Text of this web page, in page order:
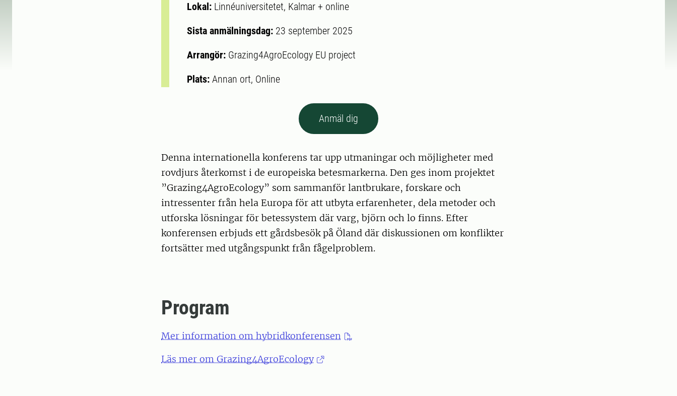
Lokal: Linnéuniversitetet, Kalmar + online
Sista anmälningsdag: 23 september 2025
Arrangör: Grazing4AgroEcology EU project
Plats: Annan ort, Online
Anmäl dig
Denna internationella konferens tar upp utmaningar och möjligheter med
rovdjurs återkomst i de europeiska betesmarkerna. Den ges inom projektet
”Grazing4AgroEcology” som sammanför lantbrukare, forskare och
intressenter från hela Europa för att utbyta erfarenheter, dela metoder och
utforska lösningar för betessystem där varg, björn och lo finns. Efter
konferensen erbjuds ett gårdsbesök på Öland där diskussionen om konflikter
fortsätter med utgångspunkt från fågelproblem.
Program
Mer information om hybridkonferensen
Läs mer om Grazing4AgroEcology